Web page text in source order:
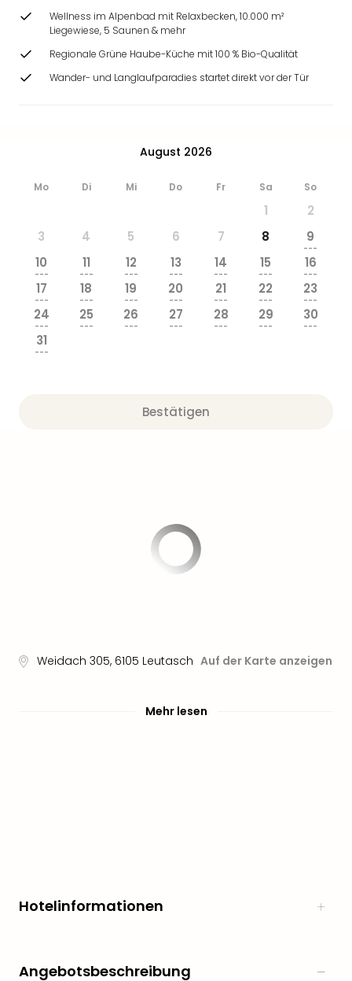
Wellness im Alpenbad mit Relaxbecken, 10.000 m²
Liegewiese, 5 Saunen & mehr
Regionale Grüne Haube-Küche mit 100 % Bio-Qualität
Wander- und Langlaufparadies startet direkt vor der Tür
August 2026
Mo Di Mi Do Fr Sa So
1
2
3
4 5 6 7 8 9
---
10
---
11
---
12
---
13
---
14
---
15
---
16
---
17
---
18
---
19
---
20
---
21
---
22
---
23
---
24
---
25
---
26
---
27
---
28
---
29
---
30
---
31
---
Bestätigen
Weidach 305, 6105 Leutasch Auf der Karte anzeigen
Mehr lesen
Hotelinformationen
Angebotsbeschreibung